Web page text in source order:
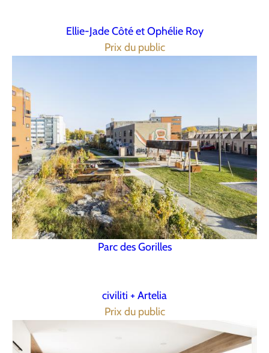
Ellie-Jade Côté et Ophélie Roy
Prix du public
Parc des Gorilles
civiliti + Artelia
Prix du public